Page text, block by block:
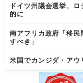
ドイツ州議会選挙、
的に
南アフリカ政府「移
すべき」
米国でカンジダ・ア